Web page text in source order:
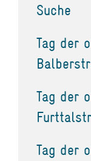
Suche
Tag der
Tag der
Tag der